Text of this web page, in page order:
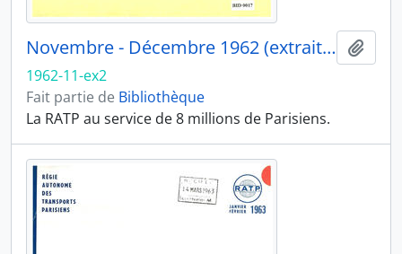
Novembre - Décembre 1962 (extrait 2)
1962-11-ex2
Fait partie de Bibliothèque
La RATP au service de 8 millions de Parisiens.